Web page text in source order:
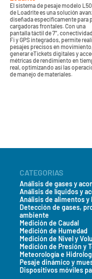
El sistema de pesaje modelo
de Loadrite es una solución
diseñada específicamente para
cargadoras frontales. Con una
pantalla táctil de 7",
Fi y GPS integrados, permite
pesajes precisos en movimiento,
generar eTickets digitales y
métricas de rendimiento en
real, optimizando así las
de manejo de materiales.
CATEGORIAS
Análisis de gases y
Análisis de líquidos y
Análisis de alimentos y
Detección de gases,
ambiente
Medición de Caudal
Medición de Humedad
Medición de Nivel y
Medición de Presión y
Meteorología e
Pesaje dinámico y
Dispositivos móviles